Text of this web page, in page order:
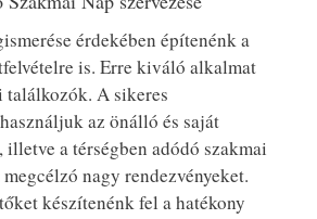
érdekében építenénk a
is. Erre kiváló alkalmat
találkozók. A sikeres
az önálló és saját
illetve a térségben adódó szakmai
nagy rendezvényeket.
készítenénk fel a hatékony